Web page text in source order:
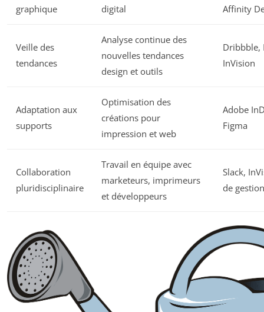
graphique
digital
Affinity
Veille des
tendances
Analyse continue des
nouvelles tendances
design et outils
Dribbble,
InVision
Adaptation aux
supports
Optimisation des
créations pour
impression et web
Adobe
Figma
Collaboration
pluridisciplinaire
Travail en équipe avec
marketeurs, imprimeurs
et développeurs
Slack,
de